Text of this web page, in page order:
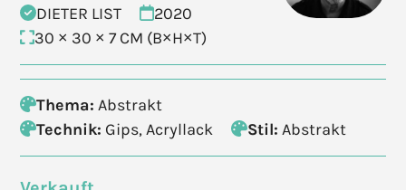
DIETER LIST
2020
30 × 30 × 7 CM (B×H×T)
Thema: Abstrakt
Technik: Gips, Acryllack Stil: Abstrakt